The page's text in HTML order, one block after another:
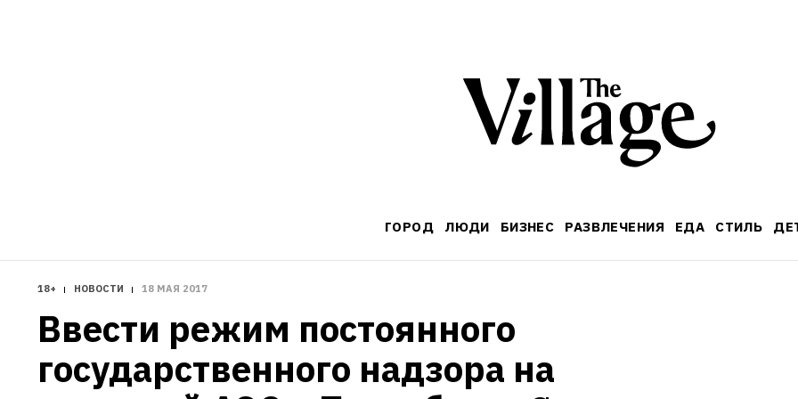
ГОРОД ЛЮДИ БИЗНЕС РАЗВЛЕЧЕНИЯ ЕДА СТИЛЬ
18+ НОВОСТИ 18 МАЯ 2017
Ввести режим постоянного
государственного надзора на